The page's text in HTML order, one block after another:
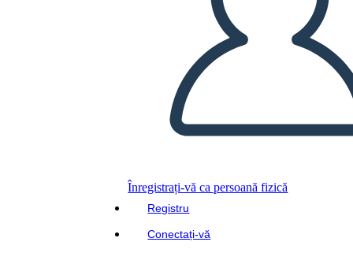
Înregistrați-vă ca persoană fizică
Registru
Conectați-vă
CITESTE-MI